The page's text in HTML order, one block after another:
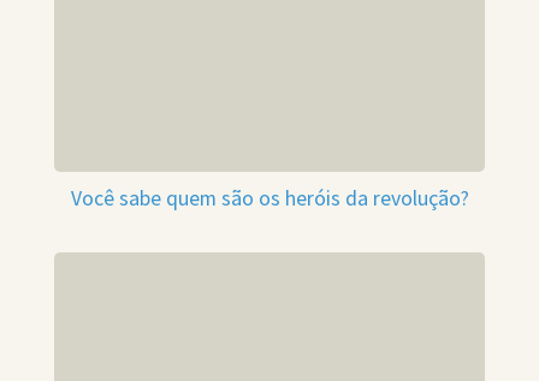
Você sabe quem são os heróis da revolução?